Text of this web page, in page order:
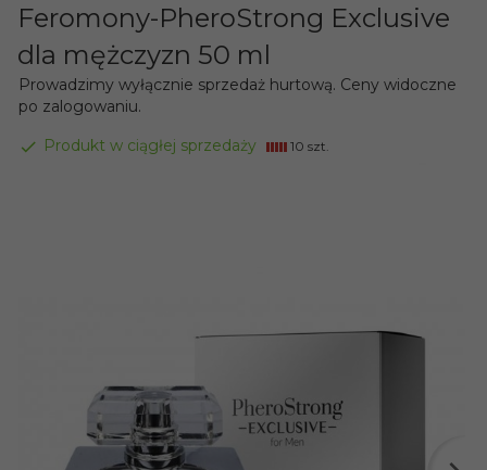
Feromony-PheroStrong Exclusive
dla mężczyzn 50 ml
Prowadzimy wyłącznie sprzedaż hurtową. Ceny widoczne
po zalogowaniu.
Produkt w ciągłej sprzedaży 10 szt.